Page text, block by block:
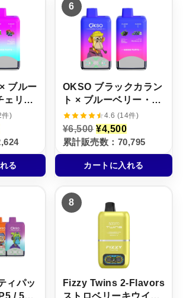
,
5
0
0
で
す
5
0
0
で
し
た
。
,
5
0
0
で
す
ブルー
ェリ
【ニ
件)
現
在
の
価
格
は
0
0
で
す
る
6
OKSO ブラックカラン
ト × ブルーベリー・ア
イス【ニコパフ】5%
4.6 (14件)
¥6,500 元
の
価
格
は
¥
0
し
た
。
¥4,500現
在
の
価
格
は
5
で
。
累計販売数：70,795
カートに入れる
ィパッ
8
Fizzy Twins 2‑Flavors